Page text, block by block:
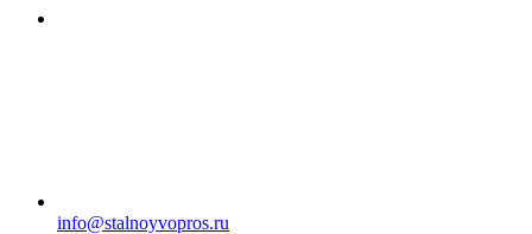
info@stalnoyvopros.ru